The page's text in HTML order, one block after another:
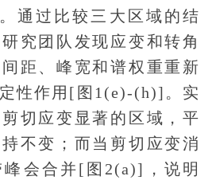
通过比较三大区域的结
究团队发现应变和转角
距、峰宽和谱权重重新
性作用[图1(e)-(h)]。实
切应变显著的区域，平
不变；而当剪切应变消
会合并[图2(a)]，说明